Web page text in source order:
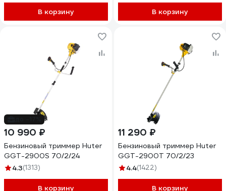
В корзину В корзину
10 990 ₽
Бензиновый триммер Huter
GGT-2900S 70/2/24
4.3(1313)
В корзину
11 290 ₽
Бензиновый триммер Huter
GGT-2900T 70/2/23
4.4(1422)
В корзину